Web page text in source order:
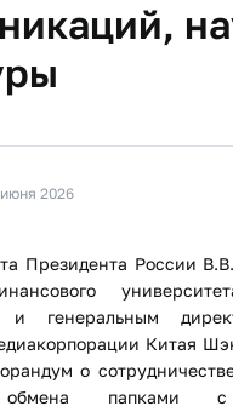
2026
Президента России
и генеральным
Китая
о
обмена папками с